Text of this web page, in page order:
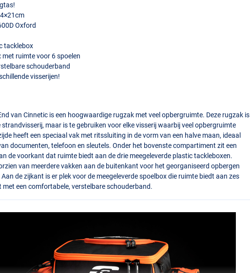
Oxford
tacklebox
met ruimte voor 6 spoelen
schouderband
visserijen!
van Cinnetic is een hoogwaardige rugzak met veel opbergruimte. Deze rugzak is
maar is te gebruiken voor elke visserij waarbij veel opbergruimte
heeft een speciaal vak met ritssluiting in de vorm van een halve maan, ideaal
documenten, telefoon en sleutels. Onder het bovenste compartiment zit een
de voorkant dat ruimte biedt aan de drie meegeleverde plastic tackleboxen.
van meerdere vakken aan de buitenkant voor het georganiseerd opbergen
de zijkant is er plek voor de meegeleverde spoelbox die ruimte biedt aan zes
met een comfortabele, verstelbare schouderband.